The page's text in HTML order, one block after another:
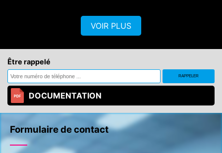
VOIR PLUS
Être rappelé
DOCUMENTATION
Formulaire de contact